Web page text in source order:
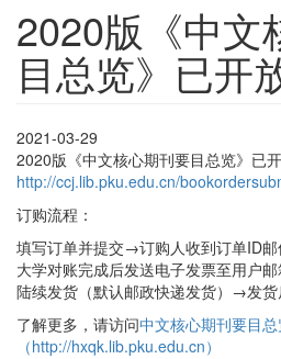
2020版《中文
目总览》已开
2021-03-29
2020版《中文核心期刊要目总览》已
http://ccj.lib.pku.edu.cn/
订购流程：
填写订单并提交→订购人收到订单ID
大学对账完成后发送电子发票至用户
陆续发货（默认邮政快递发货）→发
了解更多，请访问中文核心期刊要目
（http://hxqk.lib.pku.edu.cn）